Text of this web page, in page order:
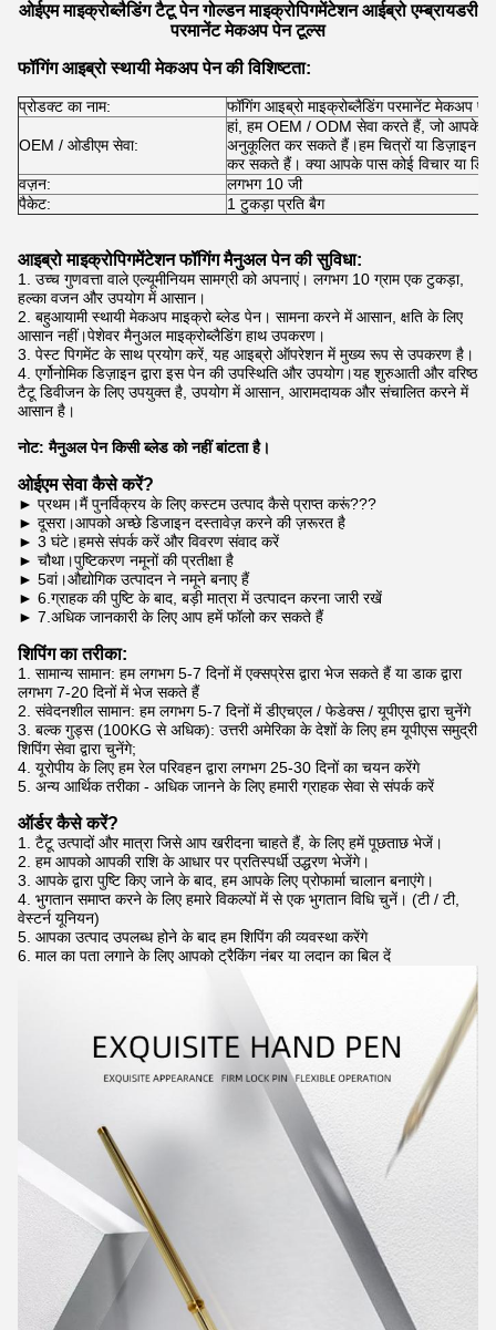
ओईएम माइक्रोब्लैडिंग टैटू पेन गोल्डन माइक्रोपिगमेंटेशन आईब्रो एम्ब्रायडरी
परमानेंट मेकअप पेन टूल्स
फॉगिंग आइब्रो स्थायी मेकअप पेन की विशिष्टता:
प्रोडक्ट का नाम: फॉगिंग आइब्रो माइक्रोब्लैडिंग परमानेंट मेकअप पेन
OEM / ओडीएम सेवा:
हां, हम OEM / ODM सेवा करते हैं, जो आपके
अनुकूलित कर सकते हैं।हम चित्रों या डिज़ाइन
कर सकते हैं। क्या आपके पास कोई विचार या
वज़न:
लगभग 10 जी
पैकेट:
1 टुकड़ा प्रति बैग
आइब्रो माइक्रोपिगमेंटेशन फॉगिंग मैनुअल पेन की सुविधा:
1. उच्च गुणवत्ता वाले एल्यूमीनियम सामग्री को अपनाएं। लगभग 10 ग्राम एक टुकड़ा,
हल्का वजन और उपयोग में आसान।
2. बहुआयामी स्थायी मेकअप माइक्रो ब्लेड पेन। सामना करने में आसान, क्षति के लिए
आसान नहीं।पेशेवर मैनुअल माइक्रोब्लैडिंग हाथ उपकरण।
3. पेस्ट पिगमेंट के साथ प्रयोग करें, यह आइब्रो ऑपरेशन में मुख्य रूप से उपकरण है।
4. एर्गोनोमिक डिज़ाइन द्वारा इस पेन की उपस्थिति और उपयोग।यह शुरुआती और वरिष्ठ
टैटू डिवीजन के लिए उपयुक्त है, उपयोग में आसान, आरामदायक और संचालित करने में
आसान है।
नोट: मैनुअल पेन किसी ब्लेड को नहीं बांटता है।
ओईएम सेवा कैसे करें?
► प्रथम।मैं पुनर्विक्रय के लिए कस्टम उत्पाद कैसे प्राप्त करूं???
► दूसरा।आपको अच्छे डिजाइन दस्तावेज़ करने की ज़रूरत है
► 3 घंटे।हमसे संपर्क करें और विवरण संवाद करें
► चौथा।पुष्टिकरण नमूनों की प्रतीक्षा है
► 5वां।औद्योगिक उत्पादन ने नमूने बनाए हैं
► 6.ग्राहक की पुष्टि के बाद, बड़ी मात्रा में उत्पादन करना जारी रखें
► 7.अधिक जानकारी के लिए आप हमें फॉलो कर सकते हैं
शिपिंग का तरीका:
1. सामान्य सामान: हम लगभग 5-7 दिनों में एक्सप्रेस द्वारा भेज सकते हैं या डाक द्वारा
लगभग 7-20 दिनों में भेज सकते हैं
2. संवेदनशील सामान: हम लगभग 5-7 दिनों में डीएचएल / फेडेक्स / यूपीएस द्वारा चुनेंगे
3. बल्क गुड्स (100KG से अधिक): उत्तरी अमेरिका के देशों के लिए हम यूपीएस समुद्री
शिपिंग सेवा द्वारा चुनेंगे;
4. यूरोपीय के लिए हम रेल परिवहन द्वारा लगभग 25-30 दिनों का चयन करेंगे
5. अन्य आर्थिक तरीका - अधिक जानने के लिए हमारी ग्राहक सेवा से संपर्क करें
ऑर्डर कैसे करें?
1. टैटू उत्पादों और मात्रा जिसे आप खरीदना चाहते हैं, के लिए हमें पूछताछ भेजें।
2. हम आपको आपकी राशि के आधार पर प्रतिस्पर्धी उद्धरण भेजेंगे।
3. आपके द्वारा पुष्टि किए जाने के बाद, हम आपके लिए प्रोफार्मा चालान बनाएंगे।
4. भुगतान समाप्त करने के लिए हमारे विकल्पों में से एक भुगतान विधि चुनें। (टी / टी,
वेस्टर्न यूनियन)
5. आपका उत्पाद उपलब्ध होने के बाद हम शिपिंग की व्यवस्था करेंगे
6. माल का पता लगाने के लिए आपको ट्रैकिंग नंबर या लदान का बिल दें